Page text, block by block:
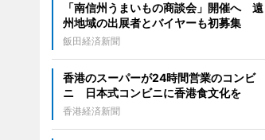
「南信州うまいもの商談会」開催へ 遠
州地域の出展者とバイヤーも初募集
飯田経済新聞
香港のスーパーが24時間営業のコンビ
ニ 日本式コンビニに香港食文化を
香港経済新聞